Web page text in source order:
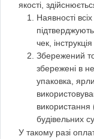
якості,
Наявності
чек,
Збережений
збережені в
упаковка,
використання
будівельних
У такому разі